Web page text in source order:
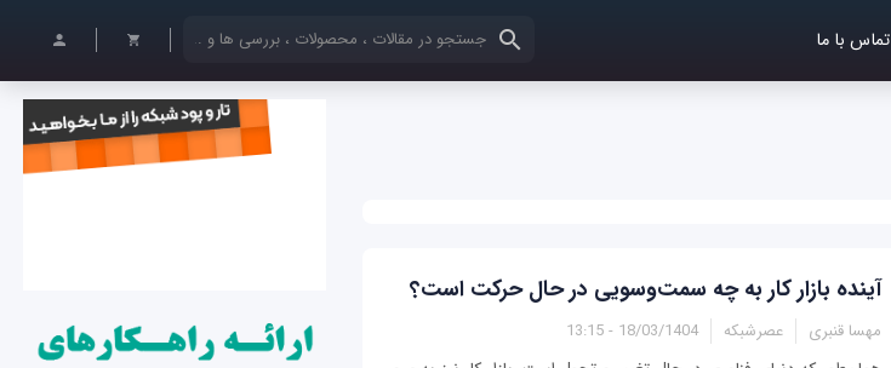
تماس با ما کلمات کلیدی خود را وارد کنید
آینده بازار کار به چه سمت‌وسویی در حال حرکت است؟
مهسا قنبری عصرشبکه 18/03/1404 - 13:15